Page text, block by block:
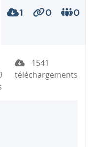
1 0 0
1541
téléchargements